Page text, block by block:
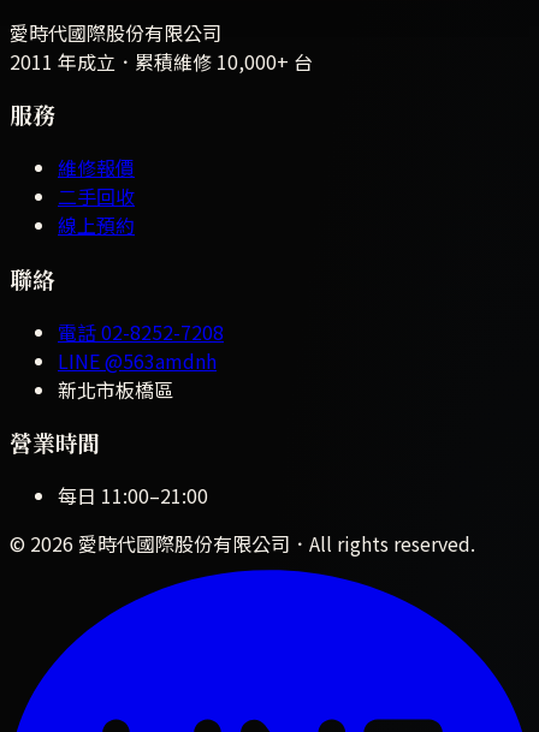
愛時代國際股份有限公司
2011 年成立．累積維修 10,000+ 台
服務
維修報價
二手回收
線上預約
聯絡
電話02-8252-7208
LINE@563amdnh
新北市板橋區
營業時間
每日 11:00–21:00
© 2026 愛時代國際股份有限公司 ．All rights reserved.